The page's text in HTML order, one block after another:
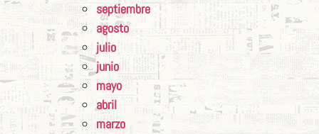
septiembre
agosto
julio
junio
mayo
abril
marzo